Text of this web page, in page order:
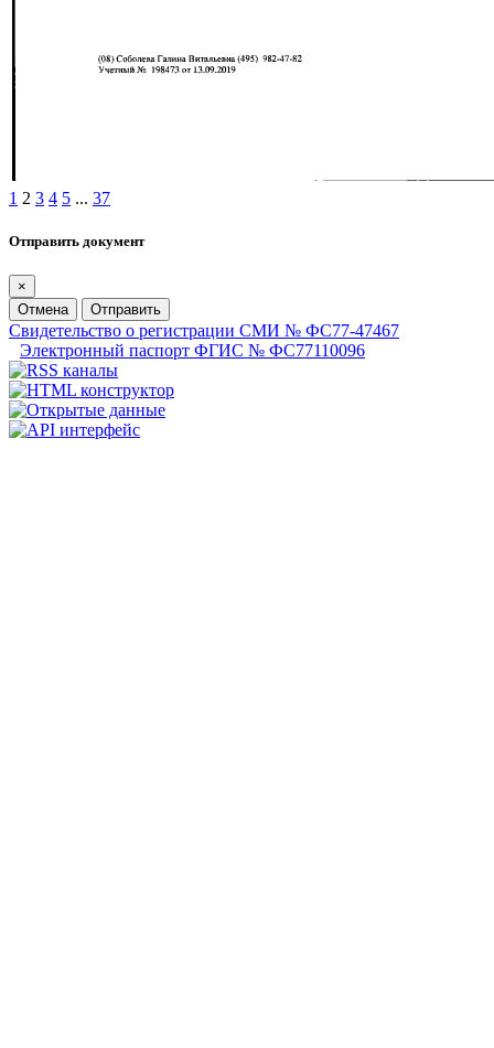
1 2 3 4 5 ... 37
Отправить документ
×
Отмена
Отправить
Свидетельство о регистрации СМИ № ФС77-47467
Электронный паспорт ФГИС № ФС77110096